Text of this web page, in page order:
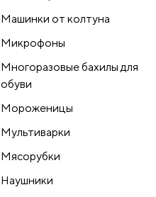
Машинки от колтуна
Микрофоны
Многоразовые бахилы для
обуви
Мороженицы
Мультиварки
Мясорубки
Наушники